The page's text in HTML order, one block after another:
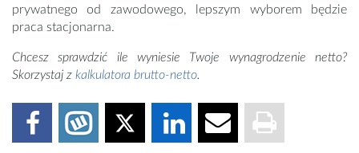
prywatnego od zawodowego, lepszym wyborem będzie
praca stacjonarna.
Chcesz sprawdzić ile wyniesie Twoje wynagrodzenie netto?
Skorzystaj z kalkulatora brutto-netto.